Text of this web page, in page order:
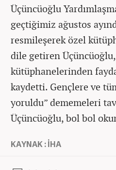
Üçüncüoğlu
geçtiğimiz ağustos
resmileşerek özel
dile getiren
kütüphanelerinden
kaydetti. Gençlere ve
yoruldu” dememeleri
Üçüncüoğlu, bol bol
KAYNAK : İHA